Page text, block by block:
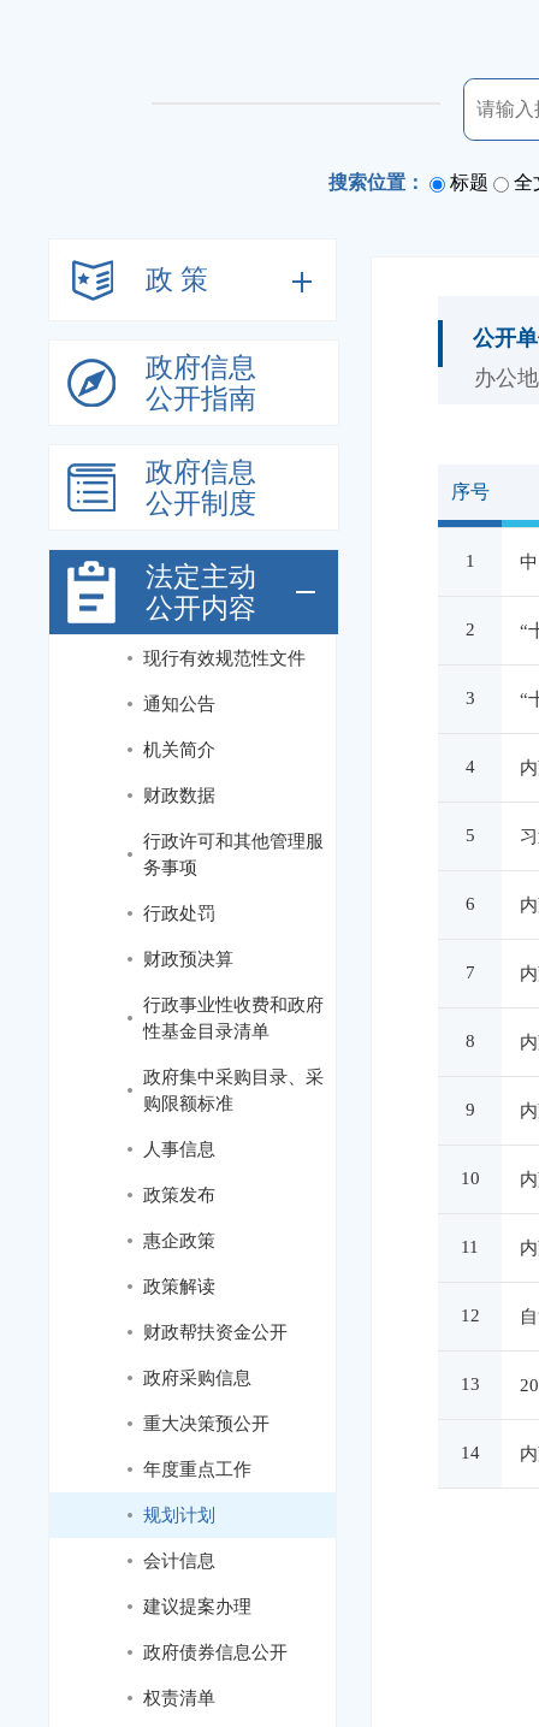
搜索位置： 标题 全
政 策
政府信息
公开指南
政府信息
公开制度
法定主动
公开内容
现行有效规范性文件
通知公告
机关简介
财政数据
行政许可和其他管理服
务事项
行政处罚
财政预决算
行政事业性收费和政府
性基金目录清单
政府集中采购目录、采
购限额标准
人事信息
政策发布
惠企政策
政策解读
财政帮扶资金公开
政府采购信息
重大决策预公开
年度重点工作
规划计划
会计信息
建议提案办理
政府债券信息公开
权责清单
公开
办公
序号
1
2 “
3 “
4
5
6
7
8
9
10
11
12
13
14